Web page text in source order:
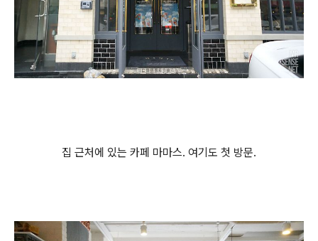
집 근처에 있는 카페 마마스. 여기도 첫 방문.